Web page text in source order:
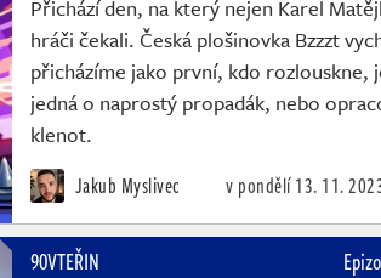
Přichází den, na který nejen Karel
hráči čekali. Česká plošinovka Bzzzt
přicházíme jako první, kdo rozlouskne,
jedná o naprostý propadák, nebo
klenot.
Jakub Myslivec v pondělí13. 11.
90VTEŘIN